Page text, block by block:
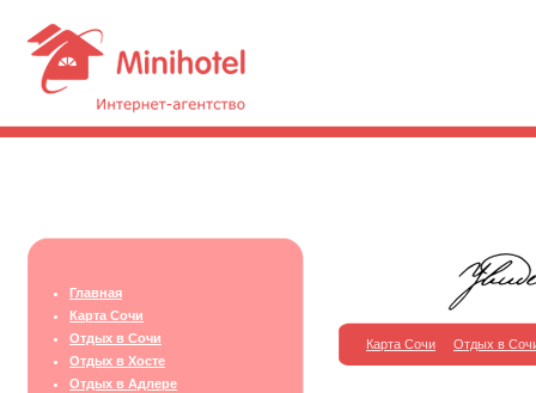
Главная
Карта Сочи
Отдых в Сочи
Отдых в Хосте
Отдых в Адлере
Карта Сочи Отдых в